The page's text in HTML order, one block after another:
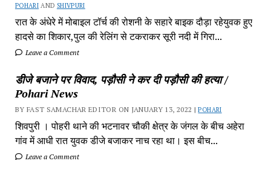
POHARI AND SHIVPURI
रात के अंधेरे में मोबाइल टॉर्च की रोशनी के सहारे बाइक दौड़ा रहेयुवक हुए
हादसे का शिकार,पुल की रेलिंग से टकराकर सूरी नदी में गिरा...
Leave a Comment
डीजे बजाने पर विवाद, पड़ौसी ने कर दी पड़ौसी की हत्या /
Pohari News
BY FAST SAMACHAR EDITOR ON JANUARY 13, 2022 |POHARI
शिवपुरी‎ । पोहरी थाने की भटनावर चौकी क्षेत्र‎ के जंगल के बीच अहेरा
गांव में‎ आधी रात युवक डीजे बजाकर‎ नाच रहा था। इस बीच...
Leave a Comment